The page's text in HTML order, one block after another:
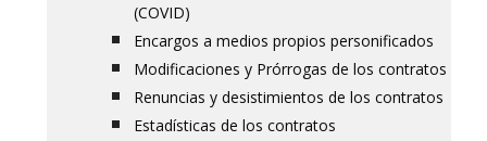
(COVID)
Encargos a medios propios personificados
Modificaciones y Prórrogas de los contratos
Renuncias y desistimientos de los contratos
Estadísticas de los contratos